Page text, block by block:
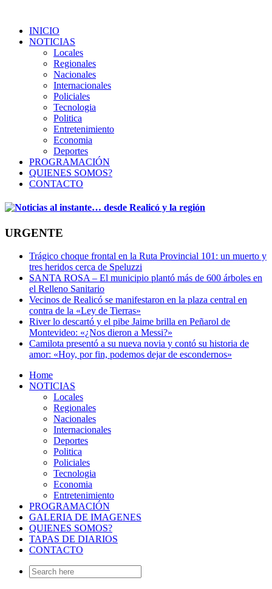
INICIO
NOTICIAS
Locales
Regionales
Nacionales
Internacionales
Policiales
Tecnologia
Politica
Entretenimiento
Economia
Deportes
PROGRAMACIÓN
QUIENES SOMOS?
CONTACTO
URGENTE
Trágico choque frontal en la Ruta Provincial 101: un muerto y
tres heridos cerca de Speluzzi
SANTA ROSA – El municipio plantó más de 600 árboles en
el Relleno Sanitario
Vecinos de Realicó se manifestaron en la plaza central en
contra de la «Ley de Tierras»
River lo descartó y el pibe Jaime brilla en Peñarol de
Montevideo: «¿Nos dieron a Messi?»
Camilota presentó a su nueva novia y contó su historia de
amor: «Hoy, por fin, podemos dejar de escondernos»
Home
NOTICIAS
Locales
Regionales
Nacionales
Internacionales
Deportes
Politica
Policiales
Tecnologia
Economia
Entretenimiento
PROGRAMACIÓN
GALERIA DE IMAGENES
QUIENES SOMOS?
TAPAS DE DIARIOS
CONTACTO
Search
for: